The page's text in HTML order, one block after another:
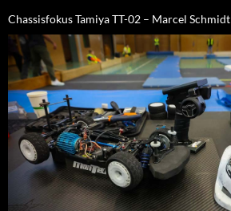
Chassisfokus Tamiya TT-02 – Marcel Schmidt